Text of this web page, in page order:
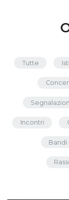
Tutte
Incontri
Bandi